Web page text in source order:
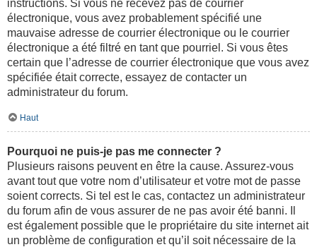
instructions. Si vous ne recevez pas de courrier
électronique, vous avez probablement spécifié une
mauvaise adresse de courrier électronique ou le courrier
électronique a été filtré en tant que pourriel. Si vous êtes
certain que l’adresse de courrier électronique que vous avez
spécifiée était correcte, essayez de contacter un
administrateur du forum.
Haut
Pourquoi ne puis-je pas me connecter ?
Plusieurs raisons peuvent en être la cause. Assurez-vous
avant tout que votre nom d’utilisateur et votre mot de passe
soient corrects. Si tel est le cas, contactez un administrateur
du forum afin de vous assurer de ne pas avoir été banni. Il
est également possible que le propriétaire du site internet ait
un problème de configuration et qu’il soit nécessaire de la